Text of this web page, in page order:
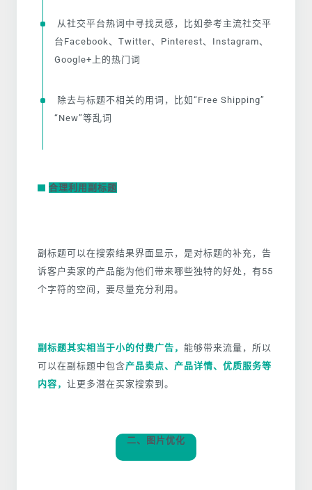
从社交平台热词中寻找灵感，比如参考主流社交平
台Facebook、Twitter、Pinterest、Instagram、
Google+上的热门词
除去与标题不相关的用词，比如“Free Shipping”
“New”等乱词
合理利用副标题
副标题可以在搜索结果界面显示，是对标题的补充，告
诉客户卖家的产品能为他们带来哪些独特的好处，有55
个字符的空间，要尽量充分利用。
副标题其实相当于小的付费广告， 能够带来流量，所以
可以在副标题中包含产品卖点、产品详情、优质服务等
内容， 让更多潜在买家搜索到。
二、图片优化